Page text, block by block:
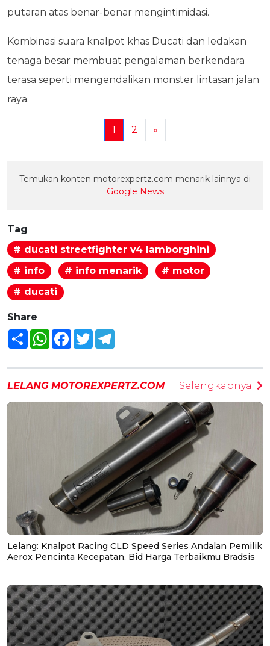
putaran atas benar-benar mengintimidasi.
Kombinasi suara knalpot khas Ducati dan ledakan
tenaga besar membuat pengalaman berkendara
terasa seperti mengendalikan monster lintasan jalan
raya.
1 2 »
Temukan konten motorexpertz.com menarik lainnya di
Google News
Tag
# ducati streetfighter v4 lamborghini
# info
# info menarik
# motor
# ducati
Share
Share WhatsAppFacebook
Twitter
LELANG MOTOREXPERTZ.COM Selengkapnya
Lelang: Knalpot Racing CLD Speed Series Andalan Pemilik
Aerox Pencinta Kecepatan, Bid Harga Terbaikmu Bradsis